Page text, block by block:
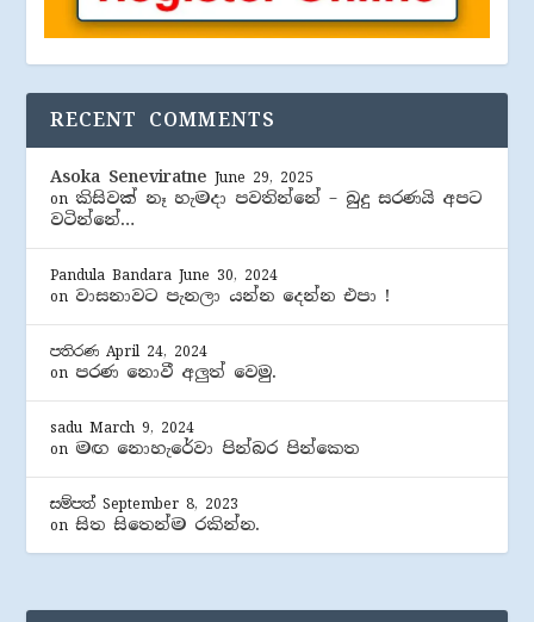
RECENT COMMENTS
Asoka Seneviratne June 29, 2025
on කිසිවක් නෑ හැමදා පවතින්නේ – බුදු සරණයි අපට
වටින්නේ…
Pandula Bandara June 30, 2024
on වාසනාවට පැනලා යන්න දෙන්න එපා !
පතිරණ April 24, 2024
on පරණ නොවී අලුත් වෙමු.
sadu March 9, 2024
on මඟ නොහැරේවා පින්බර පින්කෙත
සම්පත් September 8, 2023
onසිත සිතෙන්ම රකින්න.